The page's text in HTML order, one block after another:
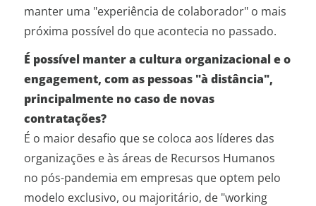
manter uma "experiência de colaborador" o mais
próxima possível do que acontecia no passado.
É possível manter a cultura organizacional e o
engagement, com as pessoas "à distância",
principalmente no caso de novas
contratações?
É o maior desafio que se coloca aos líderes das
organizações e às áreas de Recursos Humanos
no pós-pandemia em empresas que optem pelo
modelo exclusivo, ou majoritário, de "working